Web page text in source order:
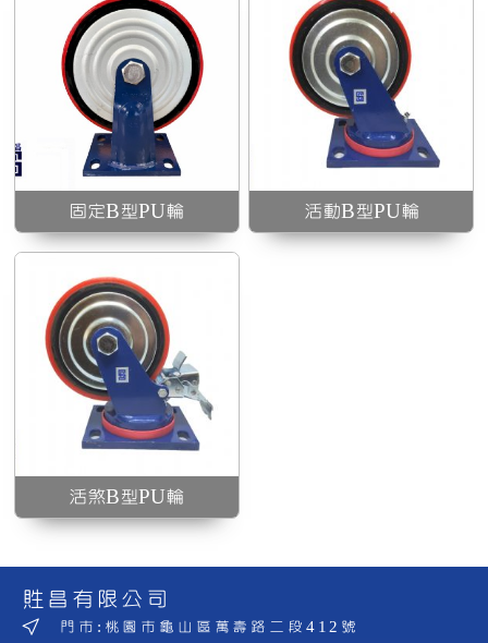
固定B型PU輪 活動B型PU輪
活煞B型PU輪
貹昌有限公司
門市:桃園市龜山區萬壽路二段412號